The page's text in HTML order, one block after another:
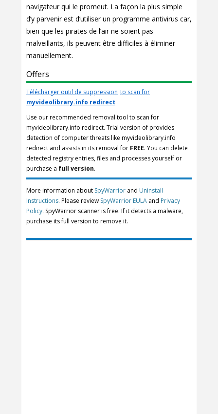
navigateur qui le promeut. La façon la plus simple
d’y parvenir est d’utiliser un programme antivirus car,
bien que les pirates de l’air ne soient pas
malveillants, ils peuvent être difficiles à éliminer
manuellement.
Offers
Télécharger outil de suppression to scan for
myvideolibrary.info redirect
Use our recommended removal tool to scan for
myvideolibrary.info redirect. Trial version of provides
detection of computer threats like myvideolibrary.info
redirect and assists in its removal for FREE. You can delete
detected registry entries, files and processes yourself or
purchase a full version.
More information about SpyWarrior and Uninstall
Instructions. Please review SpyWarrior EULA and Privacy
Policy. SpyWarrior scanner is free. If it detects a malware,
purchase its full version to remove it.